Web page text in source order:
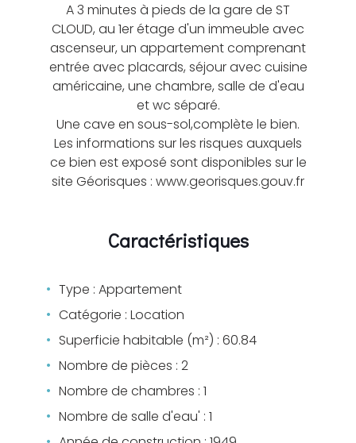
A 3 minutes à pieds de la gare de ST
CLOUD, au 1er étage d'un immeuble avec
ascenseur, un appartement comprenant
entrée avec placards, séjour avec cuisine
américaine, une chambre, salle de d'eau
et wc séparé.
Une cave en sous-sol,complète le bien.
Les informations sur les risques auxquels
ce bien est exposé sont disponibles sur le
site Géorisques : www.georisques.gouv.fr
Caractéristiques
Type : Appartement
Catégorie : Location
Superficie habitable (m²) : 60.84
Nombre de pièces : 2
Nombre de chambres : 1
Nombre de salle d'eau' : 1